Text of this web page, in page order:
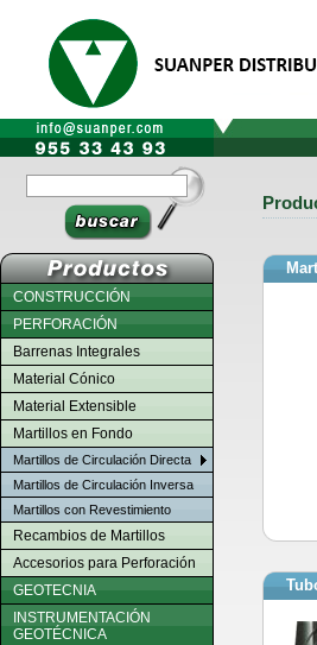
CONSTRUCCIÓN
PERFORACIÓN
Barrenas Integrales
Material Cónico
Material Extensible
Martillos en Fondo
Martillos de Circulación Directa
Martillos de Circulación Inversa
Martillos con Revestimiento
Recambios de Martillos
Accesorios para Perforación
GEOTECNIA
INSTRUMENTACIÓN
GEOTÉCNICA